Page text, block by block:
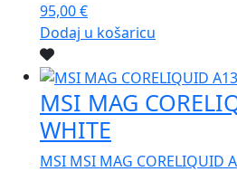
95,00€
Dodaj u košaricu
MSI MAG
WHITE
MSI MSI MAG CORELIQUID